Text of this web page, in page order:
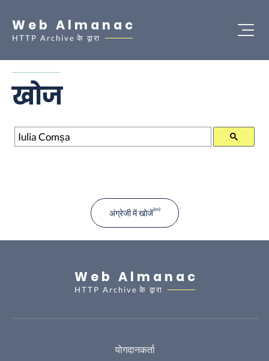
Web Almanac
HTTP Archive के द्वारा
खोज
खोज
अंग्रेजी में खोजें
Web Almanac
HTTP Archive के द्वारा
योगदानकर्ता